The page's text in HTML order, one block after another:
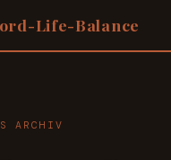
Life-Balance
ARCHIV